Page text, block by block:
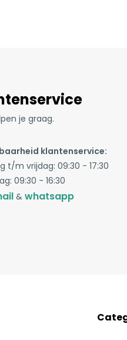
je graag.
klantenservice:
t/m vrijdag: 09:30 - 17:30
09:30 - 16:30
& whatsapp